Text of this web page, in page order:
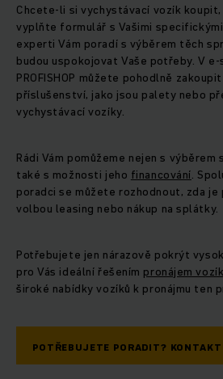
Chcete-li si vychystávací vozík
vyplňte formulář s Vašimi
experti Vám poradí s výběrem těch
budou uspokojovat Vaše potřeby. V e-
PROFISHOP můžete pohodlně
příslušenství, jako jsou palety nebo
vychystávací vozíky.
Rádi Vám pomůžeme nejen s výběrem
také s možnosti jeho financování.
poradci se můžete rozhodnout, zda je
volbou leasing nebo nákup na splátky.
Potřebujete jen nárazově pokrýt
pro Vás ideální řešením pronájem
široké nabídky vozíků k pronájmu ten
POTŘEBUJETE PORADIT?